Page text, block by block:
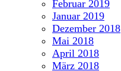
Februar 2019
Januar 2019
Dezember 2018
Mai 2018
April 2018
März 2018